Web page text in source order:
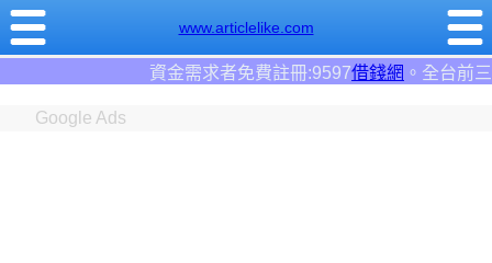
www.articlelike.com
金需求者免費註冊:9597借錢網。全台前三大借錢網站！
Google Ads